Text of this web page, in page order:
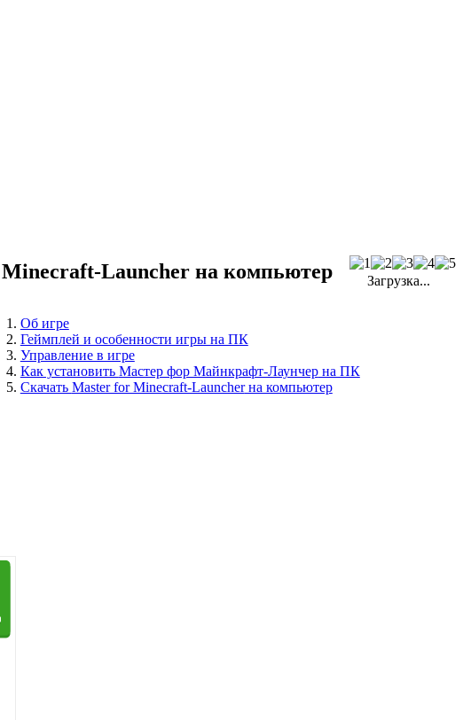
Launcher на компьютер Загрузка...
Об игре
Геймплей и особенности игры на ПК
Управление в игре
Как установить Мастер фор Майнкрафт-Лаунчерна ПК
Скачать Master for Minecraft-Launcherна компьютер